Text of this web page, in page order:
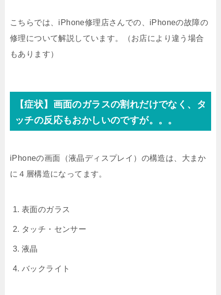
こちらでは、iPhone修理店さんでの、iPhoneの故障の
修理について解説しています。（お店により違う場合
もあります）
【症状】画面のガラスの割れだけでなく、タ
ッチの反応もおかしいのですが。。。
iPhoneの画面（液晶ディスプレイ）の構造は、大まか
に４層構造になってます。
表面のガラス
タッチ・センサー
液晶
バックライト